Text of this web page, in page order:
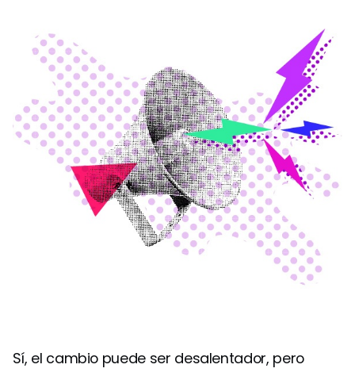
Sí, el cambio puede ser desalentador, pero